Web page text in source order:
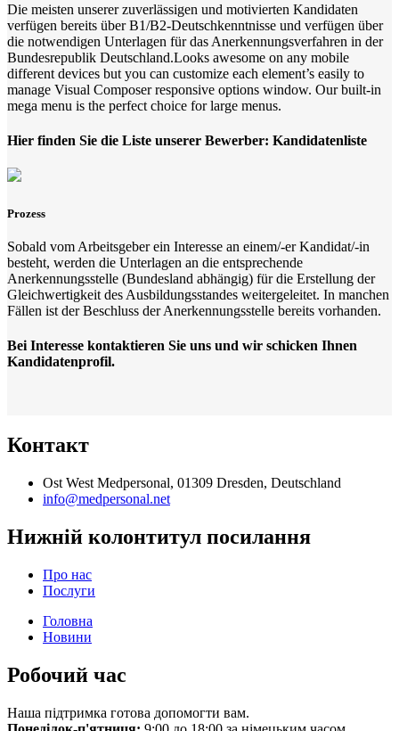
Die meisten unserer zuverlässigen und motivierten Kandidaten
verfügen bereits über B1/B2-Deutschkenntnisse und verfügen über
die notwendigen Unterlagen für das Anerkennungsverfahren in der
Bundesrepublik Deutschland.Looks awesome on any mobile
different devices but you can customize each element’s easily to
manage Visual Composer responsive options window. Our built-in
mega menu is the perfect choice for large menus.
Hier finden Sie die Liste unserer Bewerber: Kandidatenliste
Prozess
Sobald vom Arbeitsgeber ein Interesse an einem/-er Kandidat/-in
besteht, werden die Unterlagen an die entsprechende
Anerkennungsstelle (Bundesland abhängig) für die Erstellung der
Gleichwertigkeit des Ausbildungsstandes weitergeleitet. In manchen
Fällen ist der Beschluss der Anerkennungsstelle bereits vorhanden.
Bei Interesse kontaktieren Sie uns und wir schicken Ihnen
Kandidatenprofil.
Контакт
Ost West Medpersonal, 01309 Dresden, Deutschland
info@medpersonal.net
Нижній колонтитул посилання
Про нас
Послуги
Головна
Новини
Робочий час
Наша підтримка готова допомогти вам.